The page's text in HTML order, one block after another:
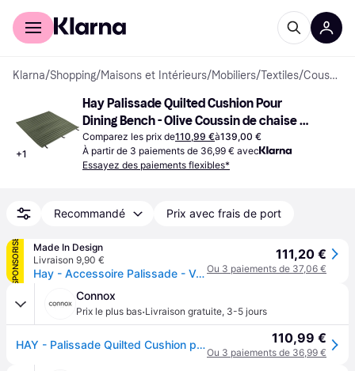
Acheter avec Klarna
Klarna/Shopping/Maisons et Intérieurs/Mobiliers/Textiles/ Coussins de chaise
+1
Hay Palissade Quilted Cushion Pour
Dining Bench - Olive Coussin de chaise
Vert
Comparez les prix de110,99 €à139,00 €
À partir de 3 paiements de 36,99 € avec
Essayez des paiements flexibles*
Recommandé Prix avec frais de port
SPONSORISÉ
Made In Design
Livraison 9,90 €
Hay - Accessoire Palissade - Vert - Mousse - Designer Ronan & Erwan Bouroullec
111,20 €
Ou 3 paiements de 37,06 €
Connox
Prix le plus bas·Livraison gratuite, 3-5 jours
HAY - Palissade Quilted Cushion pour Dining Bench, olive - Vert 110,99 €
Ou 3 paiements de 36,99 €